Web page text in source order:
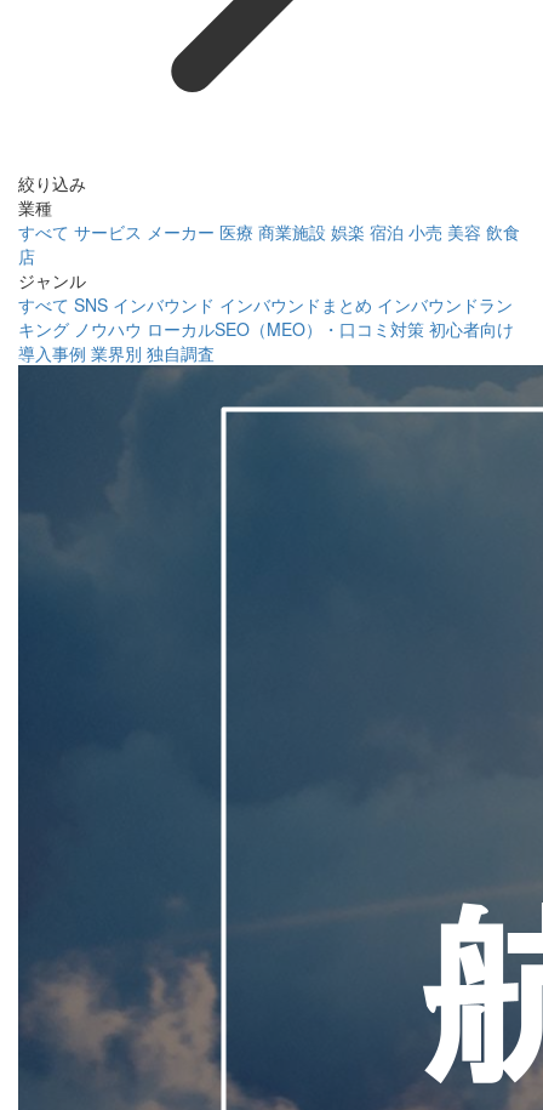
絞り込み
業種
すべて サービス メーカー 医療 商業施設 娯楽 宿泊 小売 美容 飲食
店
ジャンル
すべて SNS インバウンド インバウンドまとめ インバウンドラン
キング ノウハウ ローカルSEO（MEO）・口コミ対策 初心者向け
導入事例 業界別 独自調査